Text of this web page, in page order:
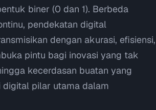
biner (0 dan 1). Berbeda
pendekatan digital
dengan akurasi, efisiensi,
pintu bagi inovasi yang tak
kecerdasan buatan yang
digital pilar utama dalam